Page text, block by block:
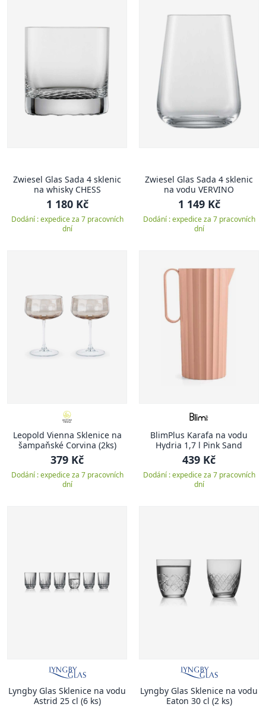
Zwiesel Glas Sada 4 sklenic
na whisky CHESS
1 180 Kč
Dodání : expedice za 7 pracovních
dní
Zwiesel Glas Sada 4 sklenic
na vodu VERVINO
1 149 Kč
Dodání : expedice za 7 pracovních
dní
Leopold Vienna Sklenice na
šampaňské Corvina (2ks)
379 Kč
Dodání : expedice za 7 pracovních
dní
BlimPlus Karafa na vodu
Hydria 1,7 l Pink Sand
439 Kč
Dodání : expedice za 7 pracovních
dní
Lyngby Glas Sklenice na vodu
Astrid 25 cl (6 ks)
Lyngby Glas Sklenice na vodu
Eaton 30 cl (2 ks)